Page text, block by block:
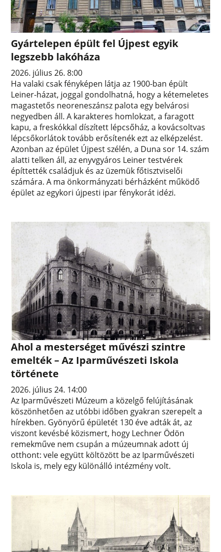
Gyártelepen épült fel Újpest egyik
legszebb lakóháza
2026. július 26. 8:00
Ha valaki csak fényképen látja az 1900-ban épült
Leiner-házat, joggal gondolhatná, hogy a kétemeletes
magastetős neoreneszánsz palota egy belvárosi
negyedben áll. A karakteres homlokzat, a faragott
kapu, a freskókkal díszített lépcsőház, a kovácsoltvas
lépcsőkorlátok tovább erősítenék ezt az elképzelést.
Azonban az épület Újpest szélén, a Duna sor 14. szám
alatti telken áll, az enyvgyáros Leiner testvérek
építtették családjuk és az üzemük főtisztviselői
számára. A ma önkormányzati bérházként működő
épület az egykori újpesti ipar fénykorát idézi.
Ahol a mesterséget művészi szintre
emelték – Az Iparművészeti Iskola
története
2026. július 24. 14:00
Az Iparművészeti Múzeum a közelgő felújításának
köszönhetően az utóbbi időben gyakran szerepelt a
hírekben. Gyönyörű épületét 130 éve adták át, az
viszont kevésbé közismert, hogy Lechner Ödön
remekműve nem csupán a múzeumnak adott új
otthont: vele együtt költözött be az Iparművészeti
Iskola is, mely egy különálló intézmény volt.